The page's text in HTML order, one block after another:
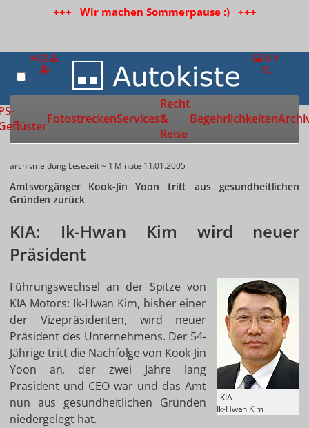
+++ Wir machen Sommerpause :) +++
Zur Startseite
FotostreckenServices
Recht
&
Reise
Begehrlichkeiten
archivmeldung Lesezeit ~ 1 Minute 11.01.2005
Amtsvorgänger Kook-Jin Yoon tritt aus gesundheitlichen
Gründen zurück
KIA: Ik-Hwan Kim wird neuer
Präsident
KIA
Ik-Hwan Kim
Führungswechsel an der Spitze von
KIA Motors: Ik-Hwan Kim, bisher einer
der Vizepräsidenten, wird neuer
Präsident des Unternehmens. Der 54-
Jährige tritt die Nachfolge von Kook-Jin
Yoon an, der zwei Jahre lang
Präsident und CEO war und das Amt
nun aus gesundheitlichen Gründen
niedergelegt hat.